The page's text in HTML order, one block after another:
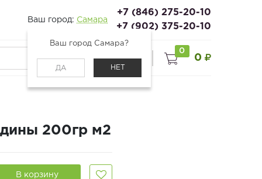
Ваш город: Самара
Ваш город Самара?
ДА НЕТ
+7 (846) 275-20-10
+7 (902) 375-20-10
0
0
200гр м2
В корзину